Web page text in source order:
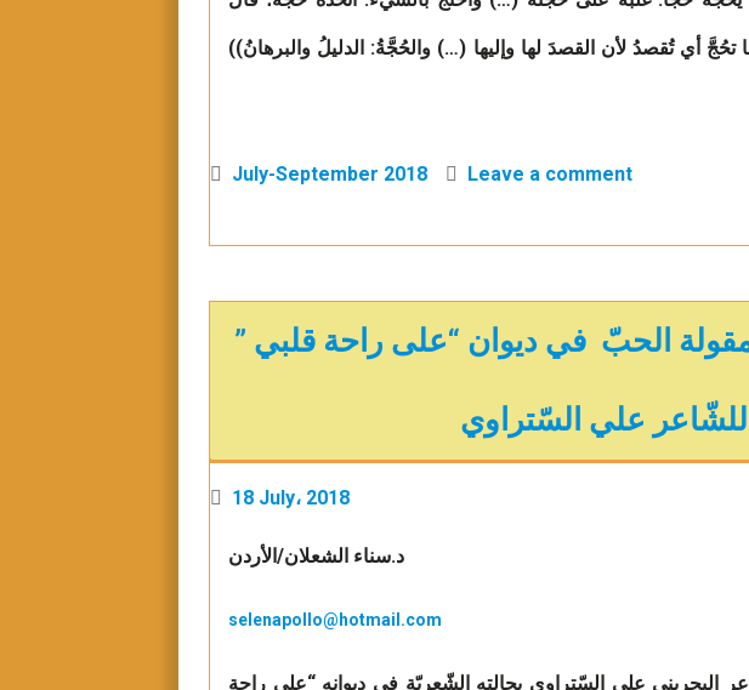
تحُجَّ أي تُقصدُ لأن القصدَ لها وإليها (…) والحُجَّةُ: الدليلُ والبرهانُ))
July-September 2018 Leave a comment
الحبّ في ديوان “على راحة قلبي ”
للشّاعر علي السّتراوي
18 July، 2018
د.سناء الشعلان/الأردن
selenapollo@hotmail.com
علي السّتراوي بحالته الشّعريّة في ديوانه “على راحة